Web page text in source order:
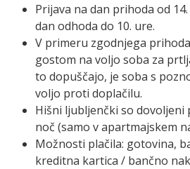
Prijava na dan prihoda od
dan odhoda do 10. ure.
V primeru zgodnjega
gostom na voljo soba za
to dopuščajo, je soba s
voljo proti doplačilu.
Hišni ljubljenčki so dovoljeni
noč (samo v apartmajskem
Možnosti plačila: gotovina,
kreditna kartica / bančno